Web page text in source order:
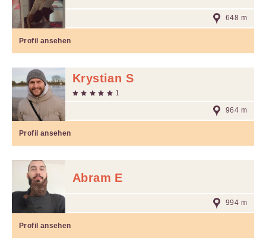
648 m
Profil ansehen
Krystian S
1
964 m
Profil ansehen
Abram E
994 m
Profil ansehen